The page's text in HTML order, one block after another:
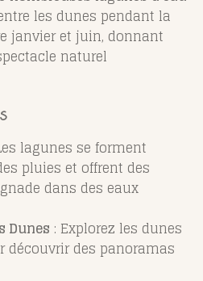
les dunes pendant la
janvier et juin, donnant
naturel
lagunes se forment
pluies et offrent des
dans des eaux
Dunes : Explorez les dunes
découvrir des panoramas